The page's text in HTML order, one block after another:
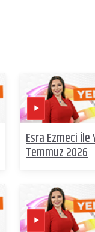
Esra Ezmeci
Temmuz 2026